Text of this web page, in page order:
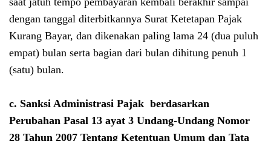
dengan tanggal diterbitkannya Surat Ketetapan Pajak
Kurang Bayar, dan dikenakan paling lama 24 (dua puluh
empat) bulan serta bagian dari bulan dihitung penuh 1
(satu) bulan.
c. Sanksi Administrasi Pajak berdasarkan
Perubahan Pasal 13 ayat 3 Undang-Undang Nomor
28 Tahun 2007 Tentang Ketentuan Umum dan Tata